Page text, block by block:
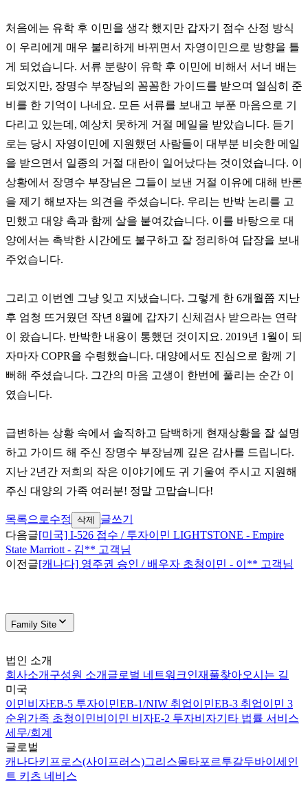
처음에는 유학 후 이민을 생각 했지만 갑자기 점수 산정 방식
이 우리에게 매우 불리하게 바뀌면서 자영이민으로 방향을 틀
게 되었습니다. 서류 분량이 유학 후 이민에 비해서 서너 배는
되었지만, 장명수 부장님의 꼼꼼한 가이드를 받으며 열심히 준
비를 한 기억이 나네요. 모든 서류를 보내고 부푼 마음으로 기
다리고 있는데, 예상치 못하게 거절 메일을 받았습니다. 듣기
로는 당시 자영이민에 지원했던 사람들이 대부분 비슷한 메일
을 받으면서 일종의 거절 대란이 일어났다는 것이었습니다. 이
상황에서 장명수 부장님은 그들이 보낸 거절 이유에 대해 반론
을 제기 해보자는 의견을 주셨습니다. 우리는 반박 논리를 고
민했고 대양 측과 함께 살을 붙여갔습니다. 이를 바탕으로 대
양에서는 촉박한 시간에도 불구하고 잘 정리하여 답장을 보내
주었습니다.
그리고 이번엔 그냥 잊고 지냈습니다. 그렇게 한 6개월쯤 지난
후 엄청 뜨거웠던 작년 8월에 갑자기 신체검사 받으라는 연락
이 왔습니다. 반박한 내용이 통했던 것이지요. 2019년 1월이 되
자마자 COPR을 수령했습니다. 대양에서도 진심으로 함께 기
뻐해 주셨습니다. 그간의 마음 고생이 한번에 풀리는 순간 이
였습니다.
급변하는 상황 속에서 솔직하고 담백하게 현재상황을 잘 설명
하고 가이드 해 주신 장명수 부장님께 깊은 감사를 드립니다.
지난 2년간 저희의 작은 이야기에도 귀 기울여 주시고 지원해
주신 대양의 가족 여러분! 정말 고맙습니다!
목록으로수정 삭제
글쓰기
다음글[미국] I-526 접수 / 투자이민 LIGHTSTONE - Empire
State Marriott - 김** 고객님
이전글[캐나다] 영주권 승인 / 배우자 초청이민 - 이** 고객님
Family Site
법인 소개
회사소개 구성원 소개 글로벌 네트워크인재풀찾아오시는 길
미국
이민비자EB-5 투자이민EB-1/NIW 취업이민EB-3 취업이민 3
순위 가족 초청이민비이민 비자E-2 투자비자기타 법률 서비스
세무/회계
글로벌
캐나다키프로스(사이프러스)그리스몰타포르투갈두바이 세인
트 키츠 네비스